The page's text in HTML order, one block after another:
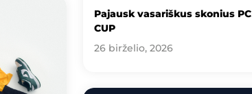
Pajausk vasariškus skonius PC
CUP
26 birželio, 2026